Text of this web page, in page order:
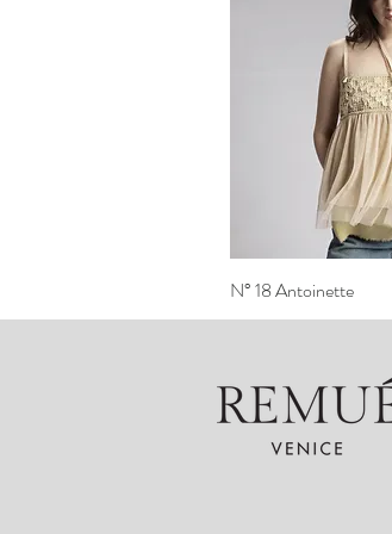
Vista rapida
N° 18 Antoinette